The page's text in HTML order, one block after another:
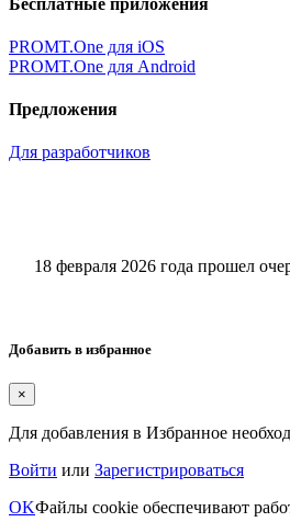
PROMT.One для iOS
PROMT.One для Android
Предложения
Для разработчиков
18 февраля 2026 года прошел
Добавить в избранное
×
Для добавления в Избранное
Войти или Зарегистрироваться
OKФайлы cookie обеспечивают